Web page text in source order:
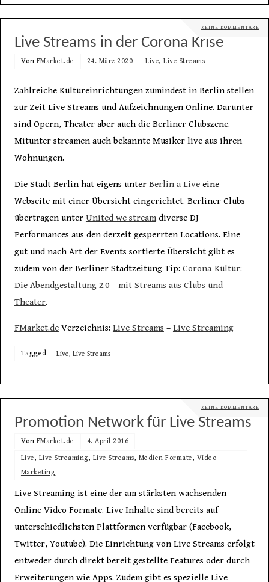
KEINE KOMMENTARE
Live Streams in der Corona Krise
Von FMarket.de 24. März 2020 Live,Live Streams
Zahlreiche Kultureinrichtungen zumindest in Berlin stellen
zur Zeit Live Streams und Aufzeichnungen Online. Darunter
sind Opern, Theater aber auch die Berliner Clubszene.
Mitunter streamen auch bekannte Musiker live aus ihren
Wohnungen.
Die Stadt Berlin hat eigens unter Berlin a Liveeine
Webseite mit einer Übersicht eingerichtet. Berliner Clubs
übertragen unter United we streamdiverse DJ
Performances aus den derzeit gesperrten Locations. Eine
gut und nach Art der Events sortierte Übersicht gibt es
zudem von der Berliner Stadtzeitung Tip: Corona-Kultur:
Die Abendgestaltung 2.0 – mit Streams aus Clubs und
Theater.
FMarket.deVerzeichnis: Live Streams – Live Streaming
Tagged Live, Live Streams
KEINE KOMMENTARE
Promotion Network für Live Streams
Von FMarket.de 4. April 2016
Live, Live Streaming, Live Streams, Medien Formate, Video
Marketing
Live Streaming ist eine der am stärksten wachsenden
Online Video Formate. Live Inhalte sind bereits auf
unterschiedlichsten Plattformen verfügbar (Facebook,
Twitter, Youtube). Die Einrichtung von Live Streams erfolgt
entweder durch direkt bereit gestellte Features oder durch
Erweiterungen wie Apps. Zudem gibt es spezielle Live